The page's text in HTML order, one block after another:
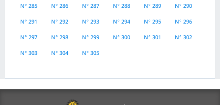
N° 285 N° 286 N° 287 N° 288 N° 289 N° 290
N° 291 N° 292 N° 293 N° 294 N° 295 N° 296
N° 297 N° 298 N° 299 N° 300 N° 301 N° 302
N° 303 N° 304 N° 305